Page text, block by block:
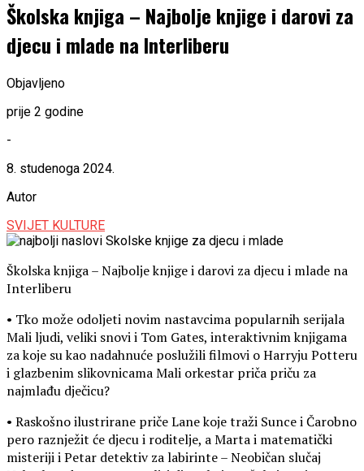
Školska knjiga – Najbolje knjige i darovi za
djecu i mlade na Interliberu
Objavljeno
prije 2 godine
-
8. studenoga 2024.
Autor
SVIJET KULTURE
Školska knjiga – Najbolje knjige i darovi za djecu i mlade na
Interliberu
• Tko može odoljeti novim nastavcima popularnih serijala
Mali ljudi, veliki snovi i Tom Gates, interaktivnim knjigama
za koje su kao nadahnuće poslužili filmovi o Harryju Potteru
i glazbenim slikovnicama Mali orkestar priča priču za
najmlađu dječicu?
• Raskošno ilustrirane priče Lane koje traži Sunce i Čarobno
pero raznježit će djecu i roditelje, a Marta i matematički
misteriji i Petar detektiv za labirinte – Neobičan slučaj